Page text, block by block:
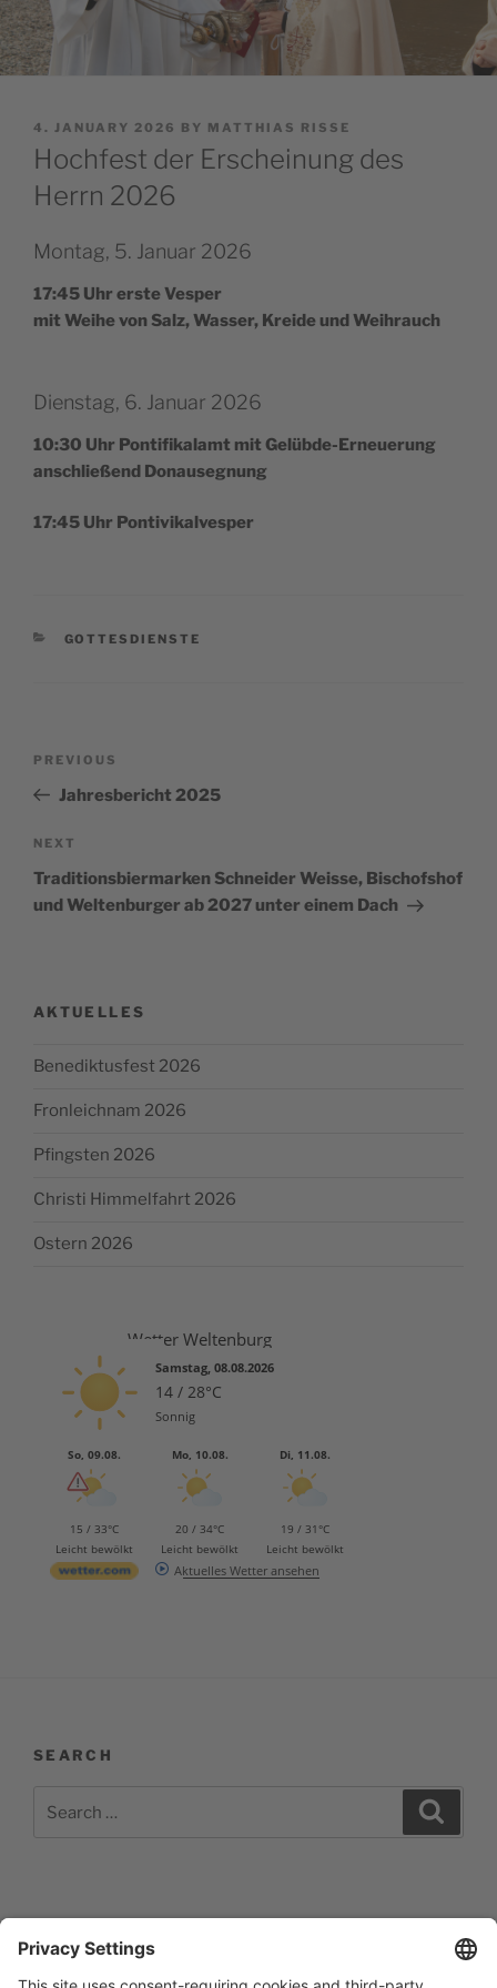
POSTED
ON
4. JANUARY 2026 BY MATTHIAS RISSE
Hochfest der Erscheinung des
Herrn 2026
Montag, 5. Januar 2026
17:45 Uhr ers­te Vesper
mit Wei­he von Salz, Was­ser, Kre­ide und Weihrauch
Dienstag, 6. Januar 2026
10:30 Uhr Pon­tifi­ka­lamt mit Gelüb­de-Erne­u­e­rung
ansc­hli­e­ßend Donausegnung
17:45 Uhr Pontivikalvesper
CATEGORIES
GOTTESDIENSTE
Previous
Post
PREVIOUS
Jahresbericht 2025
Next
Post
NEXT
Traditionsbiermarken Schneider Weisse, Bischofshof
und Weltenburger ab 2027 unter einem Dach
AKTUELLES
Benediktusfest 2026
Fronleichnam 2026
Pfingsten 2026
Christi Himmelfahrt 2026
Ostern 2026
Wetter Weltenburg
Samstag, 08.08.2026
14 / 28°C
Sonnig
So, 09.08.
15 / 33°C
Leicht bewölkt
Mo, 10.08.
20 / 34°C
Leicht bewölkt
Di, 11.08.
19 / 31°C
Leicht bewölkt
Aktuelles Wetter ansehen
SEARCH
for:
Impressum